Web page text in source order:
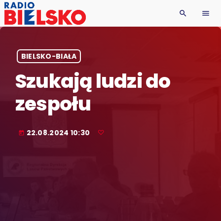
search menu
BIELSKO-BIAŁA
Szukają ludzi do
zespołu
today 22.08.2024 10:30